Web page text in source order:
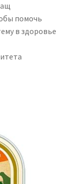
помочь
в здоровье